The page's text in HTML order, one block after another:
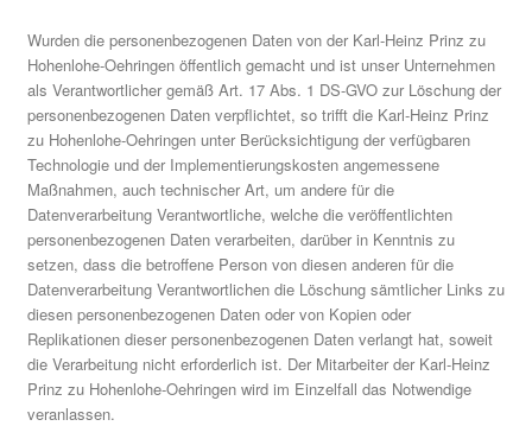
Wurden die personenbezogenen Daten von der Karl-Heinz Prinz zu
Hohenlohe-Oehringen öffentlich gemacht und ist unser Unternehmen
als Verantwortlicher gemäß Art. 17 Abs. 1 DS-GVO zur Löschung der
personenbezogenen Daten verpflichtet, so trifft die Karl-Heinz Prinz
zu Hohenlohe-Oehringen unter Berücksichtigung der verfügbaren
Technologie und der Implementierungskosten angemessene
Maßnahmen, auch technischer Art, um andere für die
Datenverarbeitung Verantwortliche, welche die veröffentlichten
personenbezogenen Daten verarbeiten, darüber in Kenntnis zu
setzen, dass die betroffene Person von diesen anderen für die
Datenverarbeitung Verantwortlichen die Löschung sämtlicher Links zu
diesen personenbezogenen Daten oder von Kopien oder
Replikationen dieser personenbezogenen Daten verlangt hat, soweit
die Verarbeitung nicht erforderlich ist. Der Mitarbeiter der Karl-Heinz
Prinz zu Hohenlohe-Oehringen wird im Einzelfall das Notwendige
veranlassen.